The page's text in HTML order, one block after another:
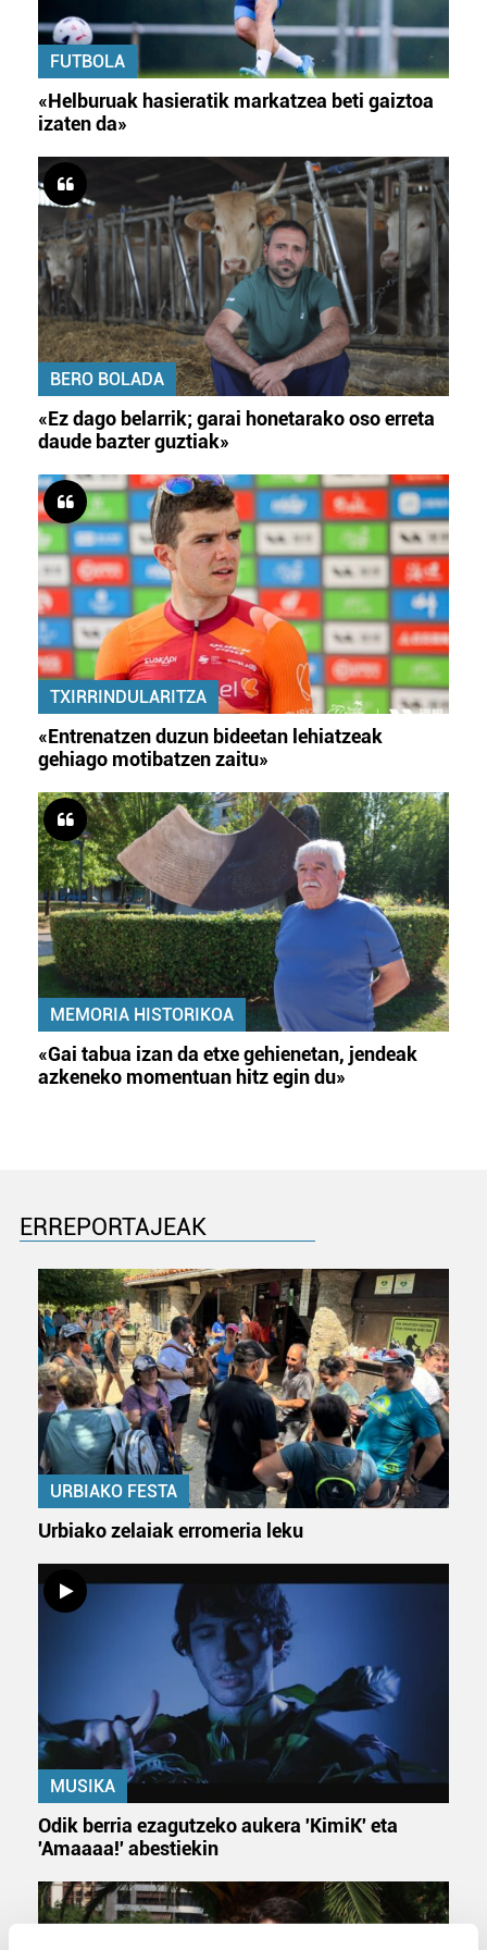
FUTBOLA
«Helburuak hasieratik markatzea beti gaiztoa
izaten da»
BERO BOLADA
«Ez dago belarrik; garai honetarako oso erreta
daude bazter guztiak»
TXIRRINDULARITZA
«Entrenatzen duzun bideetan lehiatzeak
gehiago motibatzen zaitu»
MEMORIA HISTORIKOA
«Gai tabua izan da etxe gehienetan, jendeak
azkeneko momentuan hitz egin du»
ERREPORTAJEAK
URBIAKO FESTA
Urbiako zelaiak erromeria leku
MUSIKA
Odik berria ezagutzeko aukera 'KimiK' eta
'Amaaaa!' abestiekin